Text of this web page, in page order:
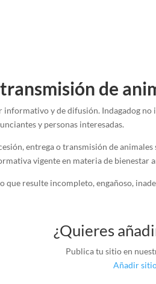
de
y de difusión. Indagadog
y personas interesadas.
entrega o transmisión de
vigente en materia de
resulte incompleto, engañoso,
¿Quieres
Publica tu sitio en
Añadir